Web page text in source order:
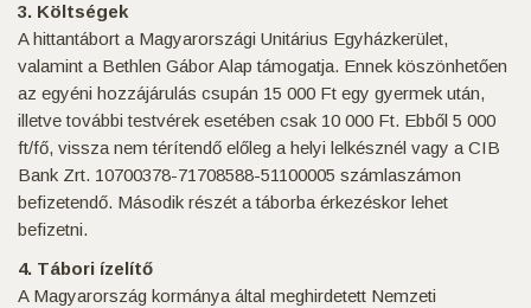
3. Költségek
A hittantábort a Magyarországi Unitárius Egyházkerület,
valamint a Bethlen Gábor Alap támogatja. Ennek köszönhetően
az egyéni hozzájárulás csupán 15 000 Ft egy gyermek után,
illetve további testvérek esetében csak 10 000 Ft. Ebből 5 000
ft/fő, vissza nem térítendő előleg a helyi lelkésznél vagy a CIB
Bank Zrt. 10700378-71708588-51100005 számlaszámon
befizetendő. Második részét a táborba érkezéskor lehet
befizetni.
4. Tábori ízelítő
A Magyarország kormánya által meghirdetett Nemzeti